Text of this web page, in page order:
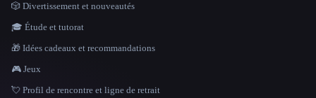
🎲 Divertissement et nouveautés
🎓 Étude et tutorat
🎁 Idées cadeaux et recommandations
🎮 Jeux
💘 Profil de rencontre et ligne de retrait